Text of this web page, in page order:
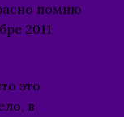
помню
2011
это
в